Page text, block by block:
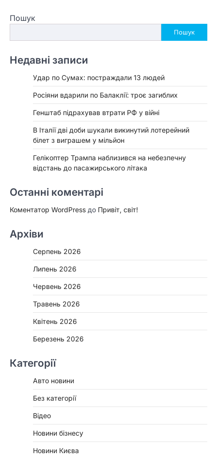
Пошук
Пошук
Недавні записи
Удар по Сумах: постраждали 13 людей
Росіяни вдарили по Балаклії: троє загиблих
Генштаб підрахував втрати РФ у війні
В Італії дві доби шукали викинутий лотерейний
білет з виграшем у мільйон
Гелікоптер Трампа наблизився на небезпечну
відстань до пасажирського літака
Останні коментарі
Коментатор WordPress до Привіт, світ!
Архіви
Серпень 2026
Липень 2026
Червень 2026
Травень 2026
Квітень 2026
Березень 2026
Категорії
Авто новини
Без категорії
Відео
Новини бізнесу
Новини Києва